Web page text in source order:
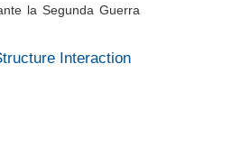
la Segunda Guerra
Interaction